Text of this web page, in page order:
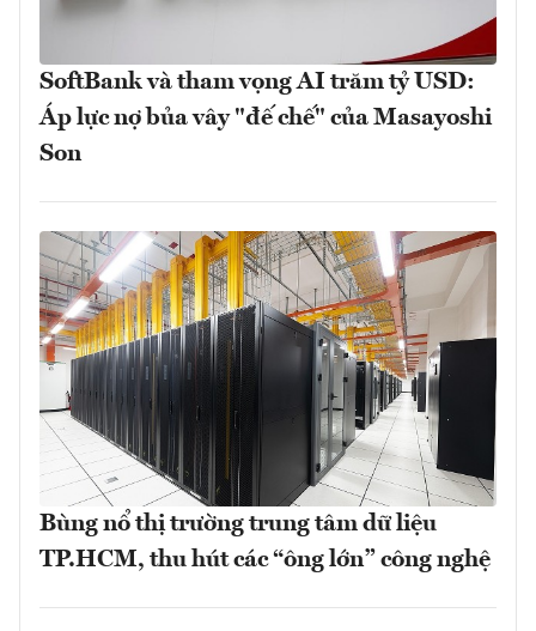
SoftBank và tham vọng AI trăm tỷ USD:
Áp lực nợ bủa vây "đế chế" của Masayoshi
Son
Bùng nổ thị trường trung tâm dữ liệu
TP.HCM, thu hút các “ông lớn” công nghệ